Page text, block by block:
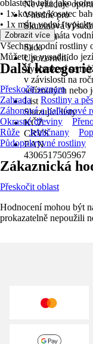
Nevyžaduje oporu
Vhodné pro
Skupinová
Jednotka
Sada
Upozornění
Vyobrazení se
v závislosti na
seříznutých nebo
List
Shazující listy
KČZ
CRVS
EAN
4306517505967
oblastech také jako
• 1x kosatec/kosatec
• 1x máta vodní
• 1x anglická máta
Všechny vodní rostliny
Můžete je vysadit do
Zobrazit více
Další kategorie
Přeskočit seznam
Zahrada
Rostliny a
Záhonové a balkónové
Okrasné dřeviny
Růže
Jehličnany
Půdopokryvné rostliny
Zákaznická
Přeskočit oblast
Hodnocení mohou být
prokazatelně nepoužili